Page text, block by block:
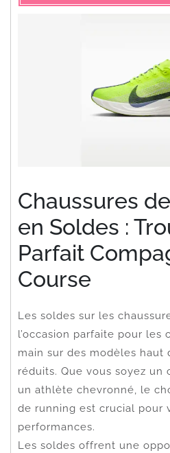
Chaussures
en Soldes :
Parfait
Course
Les soldes sur les
l’occasion parfaite pour les
main sur des modèles haut
réduits. Que vous soyez un
un athlète chevronné, le
de running est crucial pour
performances.
Les soldes offrent une